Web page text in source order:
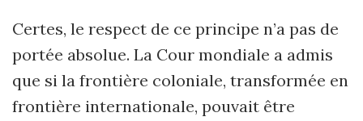
Certes, le respect de ce principe n’a pas de
portée absolue. La Cour mondiale a admis
que si la frontière coloniale, transformée en
frontière internationale, pouvait être